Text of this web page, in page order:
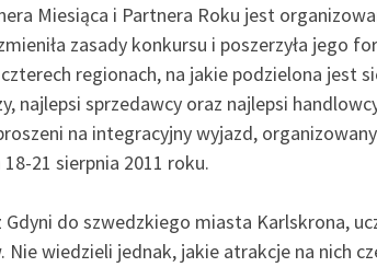
Miesiąca i Partnera Roku jest
zasady konkursu i poszerzyła jego
regionach, na jakie podzielona jest
najlepsi sprzedawcy oraz najlepsi
na integracyjny wyjazd,
21 sierpnia 2011 roku.
Gdyni do szwedzkiego miasta Karlskrona,
Nie wiedzieli jednak, jakie atrakcje na nich